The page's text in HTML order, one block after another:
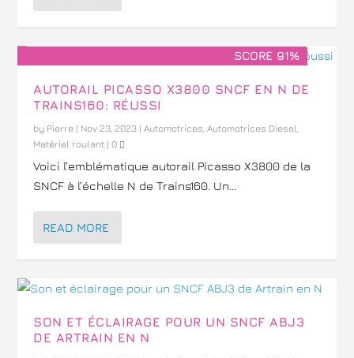
SCORE 91%
AUTORAIL PICASSO X3800 SNCF EN N DE
TRAINS160: RÉUSSI
by Pierre | Nov 23, 2023 |Automotrices,Automotrices Diesel,
Matériel roulant |0
Voici l’emblématique autorail Picasso X3800 de la
SNCF à l’échelle N de Trains160. Un...
READ MORE
SON ET ÉCLAIRAGE POUR UN SNCF ABJ3
DE ARTRAIN EN N